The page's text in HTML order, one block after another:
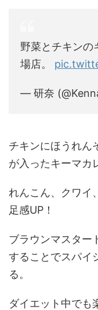
野菜とチキンの
場店。
— 研奈
チキンにほうれん
が入ったキーマカ
れんこん、クワイ
足感UP！
ブラウンマスター
することでスパイ
る。
ダイエット中でも